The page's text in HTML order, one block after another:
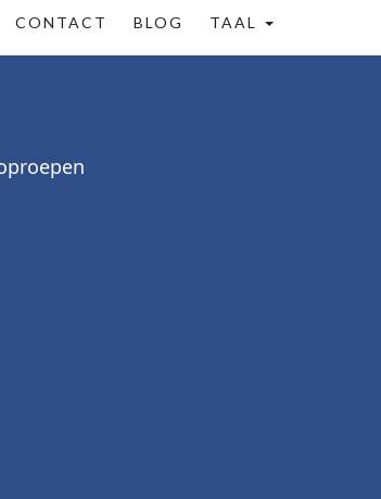
CONTACT BLOG TAAL